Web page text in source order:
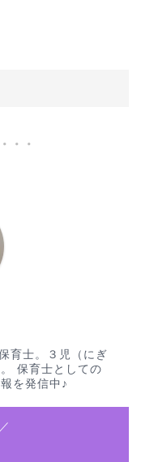
育士。３児（にぎ
保育士としての
を発信中♪